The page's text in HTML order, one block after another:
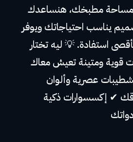
مساحة مطبخك، هنساعدك
يناسب احتياجاتك ويوفر
استفادة. 💡 ليه تختار
قوية ومتينة تعيش معاك
عصرية وألوان
✔ إكسسوارات ذكية